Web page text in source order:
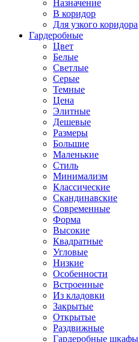
Назначение
В коридор
Для узкого коридора
Гардеробные
Цвет
Белые
Светлые
Серые
Темные
Цена
Элитные
Дешевые
Размеры
Большие
Маленькие
Стиль
Минимализм
Классические
Скандинавские
Современные
Форма
Высокие
Квадратные
Угловые
Низкие
Особенности
Встроенные
Из кладовки
Закрытые
Открытые
Раздвижные
Гардеробные шкафы